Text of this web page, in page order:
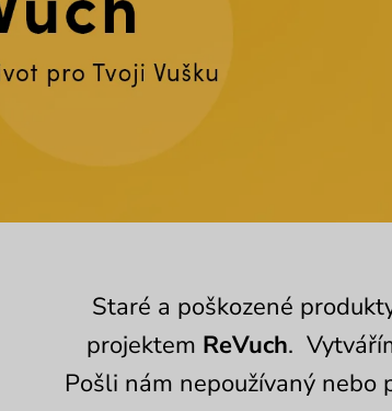
Staré a poškozené
projektem ReVuch.
Pošli nám nepoužívaný nebo